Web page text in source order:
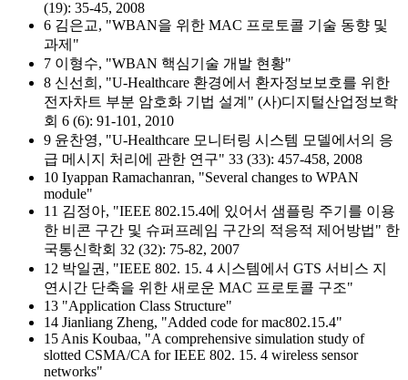
(19): 35-45, 2008
6 김은교, "WBAN을 위한 MAC 프로토콜 기술 동향 및
과제"
7 이형수, "WBAN 핵심기술 개발 현황"
8 신선희, "U-Healthcare 환경에서 환자정보보호를 위한
전자차트 부분 암호화 기법 설계" (사)디지털산업정보학
회 6 (6): 91-101, 2010
9 윤찬영, "U-Healthcare 모니터링 시스템 모델에서의 응
급 메시지 처리에 관한 연구" 33 (33): 457-458, 2008
10 Iyappan Ramachanran, "Several changes to WPAN
module"
11 김정아, "IEEE 802.15.4에 있어서 샘플링 주기를 이용
한 비콘 구간 및 슈퍼프레임 구간의 적응적 제어방법" 한
국통신학회 32 (32): 75-82, 2007
12 박일권, "IEEE 802. 15. 4 시스템에서 GTS 서비스 지
연시간 단축을 위한 새로운 MAC 프로토콜 구조"
13 "Application Class Structure"
14 Jianliang Zheng, "Added code for mac802.15.4"
15 Anis Koubaa, "A comprehensive simulation study of
slotted CSMA/CA for IEEE 802. 15. 4 wireless sensor
networks"